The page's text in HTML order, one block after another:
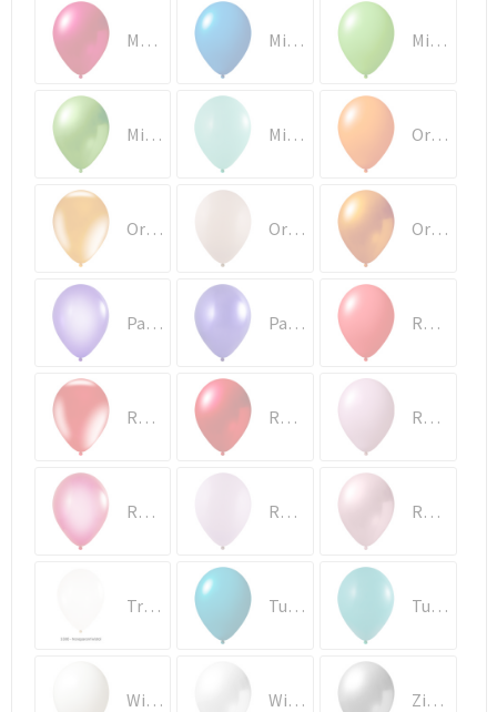
Magenta Metallic (2440) Midden Blauw (1150) Midden Groen (1061)
Midden groen Metallic (2461) Mint (1085) Oranje (1120)
Oranje Kristal (3320) Oranje Macaron (1220) Oranje Metallic (2420)
Paars Kristal (3370) Paars Metallic (2470) Rood (1130)
Rood Kristal (3330) Rood Metallic (2430) Roze (1131)
Roze Kristal (3340) Roze Macaron (1231) Roze Metallic (2630)
Transparant Kristal (3300) Turquoise blauw (1080) Turquoise Groen (1083)
Wit (1100) Wit Metallic (2600) Zilver Metallic (2400)